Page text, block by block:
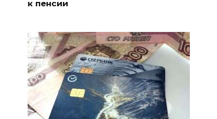
к пенсии